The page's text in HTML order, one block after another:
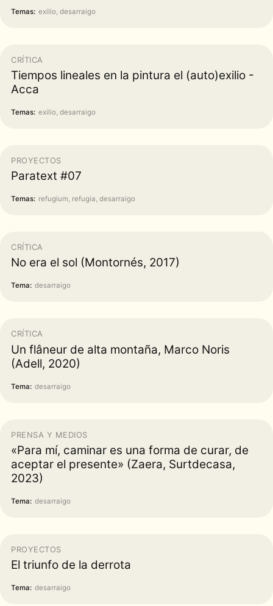
Temas: exilio, desarraigo
CRÍTICA
Tiempos lineales en la pintura el (auto)exilio -
Acca
Temas: exilio, desarraigo
PROYECTOS
Paratext #07
Temas: refugium, refugia, desarraigo
CRÍTICA
No era el sol (Montornés, 2017)
Tema: desarraigo
CRÍTICA
Un flâneur de alta montaña, Marco Noris
(Adell, 2020)
Tema: desarraigo
PRENSA Y MEDIOS
«Para mí, caminar es una forma de curar, de
aceptar el presente» (Zaera, Surtdecasa,
2023)
Tema: desarraigo
PROYECTOS
El triunfo de la derrota
Tema: desarraigo